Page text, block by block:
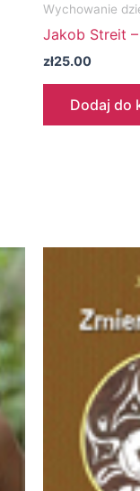
Wychowanie
Jakob Streit
zł25.00
Dodaj do